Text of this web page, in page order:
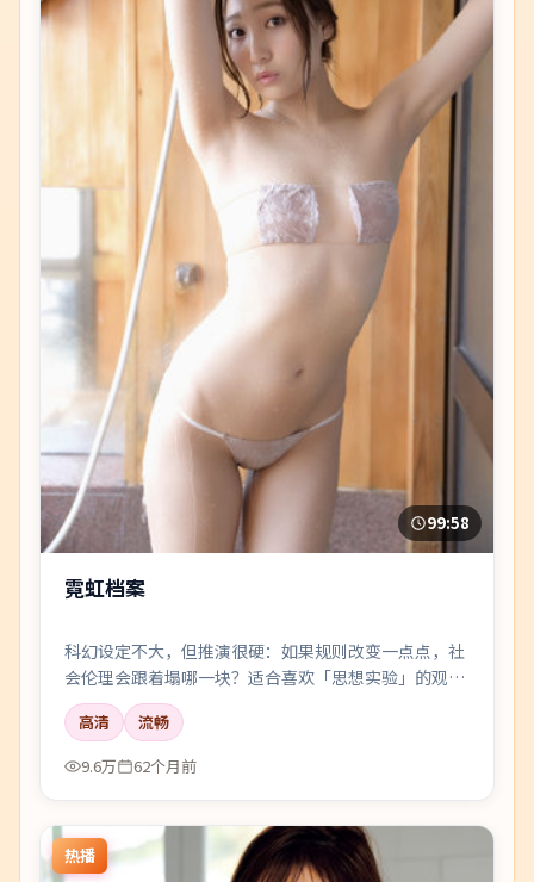
99:58
霓虹档案
科幻设定不大，但推演很硬：如果规则改变一点点，社
会伦理会跟着塌哪一块？适合喜欢「思想实验」的观
众。
高清
流畅
9.6万
62个月前
热播